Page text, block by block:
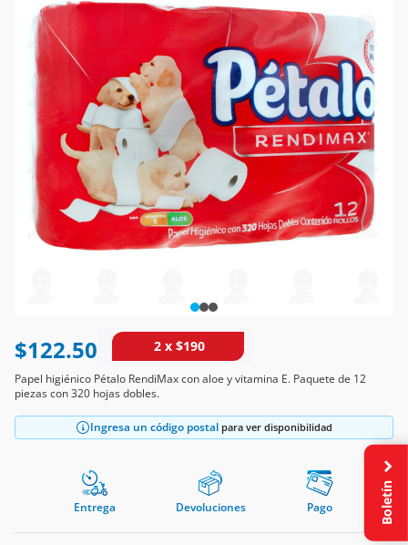
$122.50 2 x $190
Papel higiénico Pétalo RendiMax con aloe y vitamina E. Paquete de 12
piezas con 320 hojas dobles.
Ingresa un código postal para ver disponibilidad
Entrega Devoluciones Pago Boletín